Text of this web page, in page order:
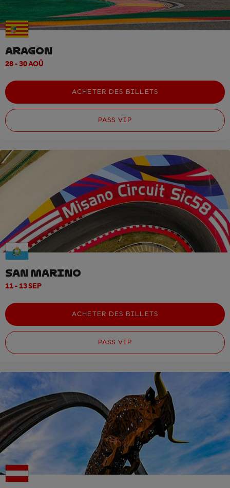
ARAGON
28 - 30 AOÛ
ACHETER DES BILLETS
PASS VIP
SAN MARINO
11 - 13 SEP
ACHETER DES BILLETS
PASS VIP